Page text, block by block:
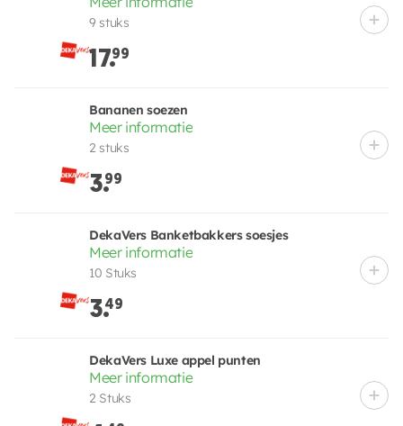
9 stuks
17.99
Bananen soezen
Meer informatie
2 stuks
3.99
DekaVers Banketbakkers soesjes
Meer informatie
10 Stuks
3.49
DekaVers Luxe appel punten
Meer informatie
2 Stuks